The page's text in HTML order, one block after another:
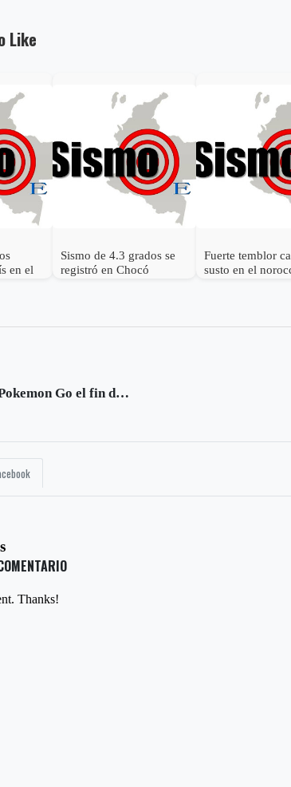
Like
en el
Sismo de 4.3 grados se
registró en Chocó
Fuerte temblor
susto en el
¿Es Pokemon Go el fin del Mundo?
Thanks!